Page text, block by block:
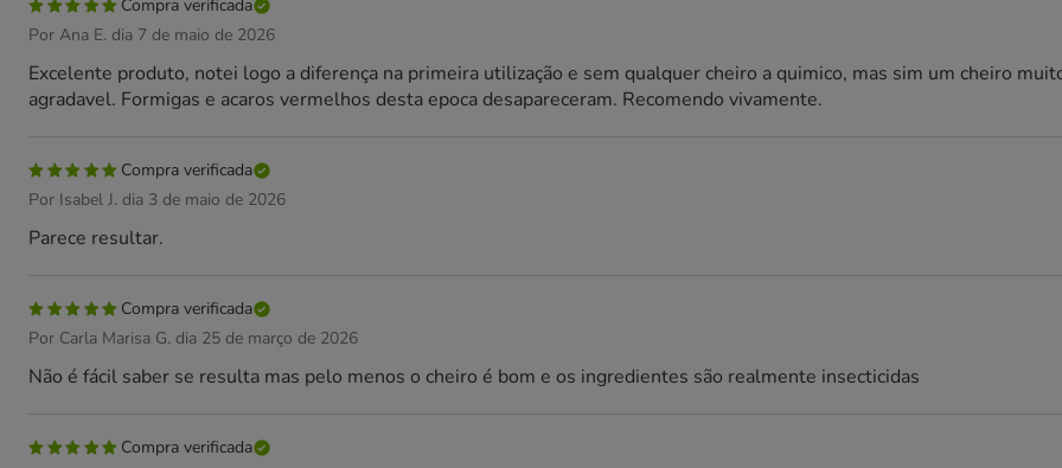
Compra verificada
Por Ana E. dia 7 de maio de 2026
Excelente produto, notei logo a diferença na primeira utilização e sem qualquer cheiro a quimico, mas sim um cheiro
agradavel. Formigas e acaros vermelhos desta epoca desapareceram. Recomendo vivamente.
Compra verificada
Por Isabel J. dia 3 de maio de 2026
Parece resultar.
Compra verificada
Por Carla Marisa G. dia 25 de março de 2026
Não é fácil saber se resulta mas pelo menos o cheiro é bom e os ingredientes são realmente insecticidas
Compra verificada